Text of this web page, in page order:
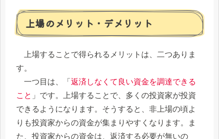
上場のメリット・デメリット
上場することで得られるメリットは、二つありま
す。
一つ目は、「 返済しなくて良い資金を調達できる
こと 」です。上場することで、多くの投資家が投資
できるようになります。そうすると、非上場の頃よ
りも投資家からの資金が集まりやすくなります。ま
た、投資家からの資金は、返済する必要が無いの